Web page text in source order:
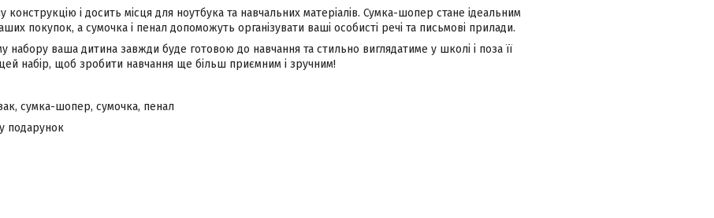
конструкцію і досить місця для ноутбука та навчальних матеріалів. Сумка-шопер стане ідеальним
покупок, а сумочка і пенал допоможуть організувати ваші особисті речі та письмові прилади.
набору ваша дитина завжди буде готовою до навчання та стильно виглядатиме у школі і поза її
набір, щоб зробити навчання ще більш приємним і зручним!
сумка-шопер, сумочка, пенал
подарунок